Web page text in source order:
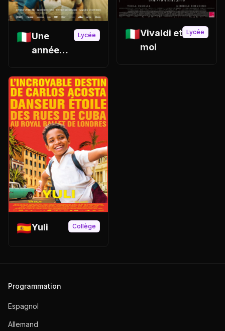
🇮🇹Une
année
Lycée 🇮🇹Vivaldi et
moi
Lycée
🇪🇸Yuli Collège
Programmation
Espagnol
Allemand